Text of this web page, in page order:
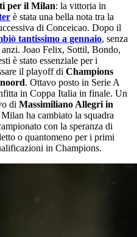
per il Milan: la vittoria in
è stata una bella nota tra la
di Conceicao. Dopo il
tantissimo a gennaio, senza
Joao Felix, Sottil, Bondo,
è stato essenziale per i
il playoff di Champions
. Ottavo posto in Serie A
in Coppa Italia in finale. Un
di Massimiliano Allegri in
ha cambiato la squadra
con la speranza di
o quantomeno per i primi
in Champions.